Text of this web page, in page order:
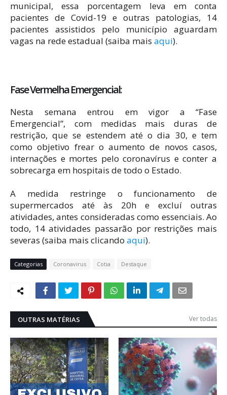
municipal, essa porcentagem leva em conta
pacientes de Covid-19 e outras patologias, 14
pacientes assistidos pelo município aguardam
vagas na rede estadual (saiba mais aqui).
Fase Vermelha Emergencial:
Nesta semana entrou em vigor a “Fase
Emergencial”, com medidas mais duras de
restrição, que se estendem até o dia 30, e tem
como objetivo frear o aumento de novos casos,
internações e mortes pelo coronavírus e conter a
sobrecarga em hospitais de todo o Estado.
A medida restringe o funcionamento de
supermercados até às 20h e excluí outras
atividades, antes consideradas como essenciais. Ao
todo, 14 atividades passarão por restrições mais
severas (saiba mais clicando aqui).
Categorias Coronavirus Cotia Destaque
OUTRAS MATÉRIAS Ver todas